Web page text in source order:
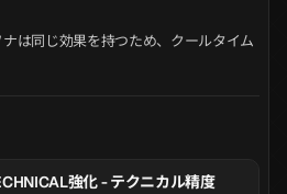
ナは同じ効果を持つため、クールタイム
強化 - テクニカル精度